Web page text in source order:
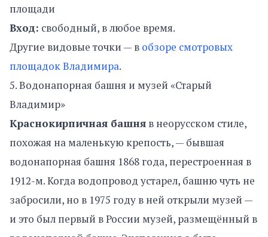
площади
Вход: свободный, в любое время.
Другие видовые точки — в обзоре смотровых
площадок Владимира.
5. Водонапорная башня и музей «Старый
Владимир»
Краснокирпичная башня в неорусском стиле,
похожая на маленькую крепость, — бывшая
водонапорная башня 1868 года, перестроенная в
1912-м. Когда водопровод устарел, башню чуть не
забросили, но в 1975 году в ней открыли музей —
и это был первый в России музей, размещённый в